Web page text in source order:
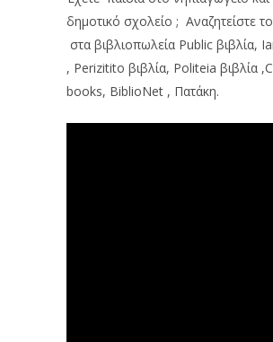
δημοτικό σχολείο ; Αναζητείστε
στα βιβλιοπωλεία Public βιβλία,
, Perizitito βιβλία, Politeia βιβλία
books, BiblioNet , Πατάκη.